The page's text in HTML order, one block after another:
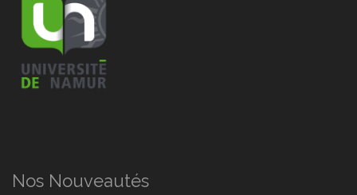
Nos Nouveautés